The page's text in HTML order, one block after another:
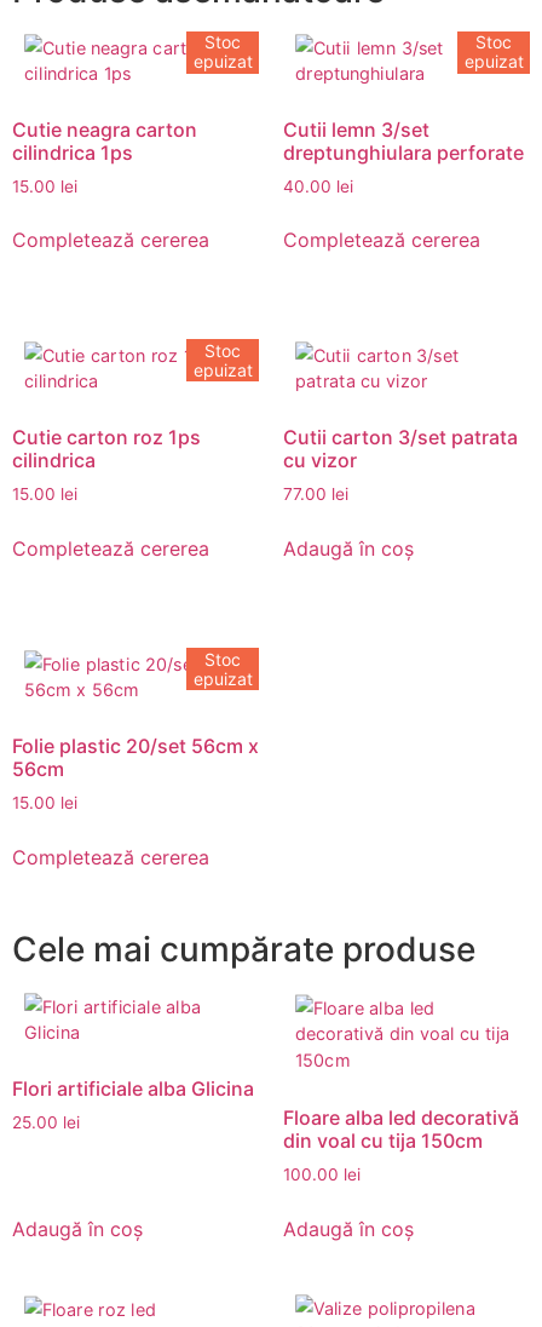
Stoc
epuizat
Cutie neagra carton
cilindrica 1ps
15.00 lei
Completează cererea
Stoc
epuizat
Cutii lemn 3/set
dreptunghiulara perforate
40.00 lei
Completează cererea
Stoc
epuizat
Cutie carton roz 1ps
cilindrica
15.00 lei
Completează cererea
Cutii carton 3/set patrata
cu vizor
77.00 lei
Adaugă în coș
Stoc
epuizat
Folie plastic 20/set 56cm x
56cm
15.00 lei
Completează cererea
Cele mai cumpărate produse
Flori artificiale alba Glicina
25.00 lei
Adaugă în coș
Floare alba led decorativă
din voal cu tija 150cm
100.00 lei
Adaugă în coș